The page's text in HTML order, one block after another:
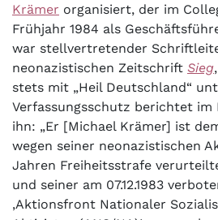
Krämer organisiert, der im
Frühjahr 1984 als
war stellvertretender
neonazistischen Zeitschrift Sieg
stets mit „Heil Deutschland“
Verfassungsschutz berichtet im
ihn: „Er [Michael Krämer] ist
wegen seiner neonazistischen
Jahren Freiheitsstrafe
und seiner am 07.12.1983
‚Aktionsfront Nationaler